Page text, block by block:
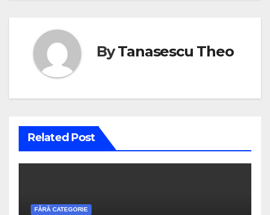
ByTanasescu Theo
Related Post
FĂRĂ CATEGORIE